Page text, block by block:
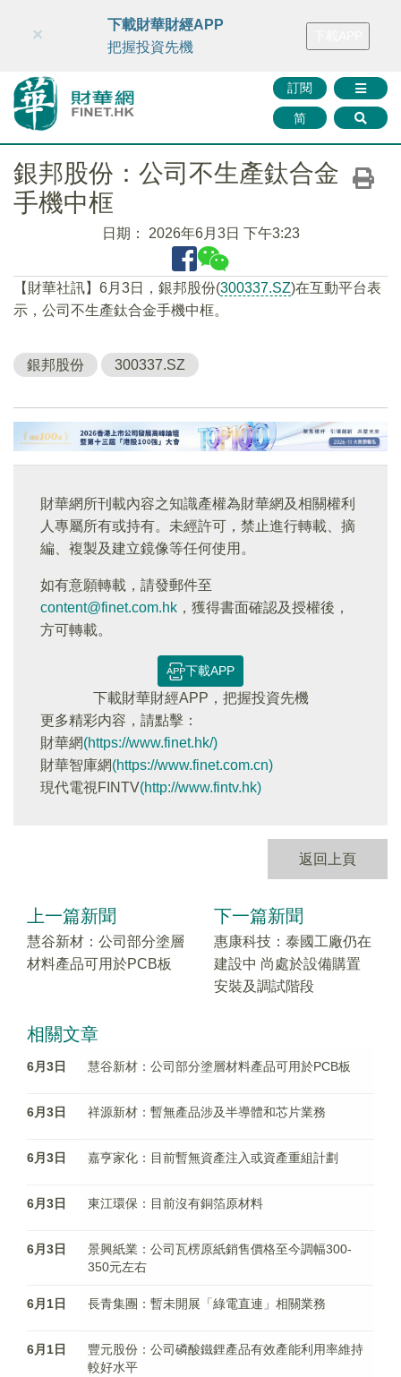
財華智庫網 FINTV FINMETA 財華證券 媒體矩陣
訂閱
简
×
下載財華財經APP
把握投資先機
銀邦股份：公司不生產鈦合金
手機中框
日期： 2026年6月3日 下午3:23
【財華社訊】6月3日，銀邦股份(300337.SZ)在互動平台表
示，公司不生產鈦合金手機中框。
銀邦股份 300337.SZ
財華網所刊載內容之知識產權為財華網及相關權利
人專屬所有或持有。未經許可，禁止進行轉載、摘
編、複製及建立鏡像等任何使用。
如有意願轉載，請發郵件至
content@finet.com.hk ，獲得書面確認及授權後，
方可轉載。
下載APP
下載財華財經APP，把握投資先機
更多精彩内容，請點擊：
財華網(https://www.finet.hk/)
財華智庫網(https://www.finet.com.cn)
現代電視FINTV(http://www.fintv.hk)
返回上頁
上一篇新聞
慧谷新材：公司部分塗層
材料產品可用於PCB板
下一篇新聞
惠康科技：泰國工廠仍在
建設中 尚處於設備購置
安裝及調試階段
相關文章
6月3日 慧谷新材：公司部分塗層材料產品可用於PCB板
6月3日 祥源新材：暫無產品涉及半導體和芯片業務
6月3日 嘉亨家化：目前暫無資產注入或資產重組計劃
6月3日 東江環保：目前沒有銅箔原材料
6月3日
景興紙業：公司瓦楞原紙銷售價格至今調幅300-
350元左右
6月1日 長青集團：暫未開展「綠電直連」相關業務
6月1日
豐元股份：公司磷酸鐵鋰產品有效產能利用率維持
較好水平